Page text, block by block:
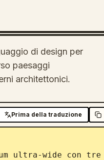
di design per
paesaggi
architettonici.
Prima della traduzione
ultra-wide con tre